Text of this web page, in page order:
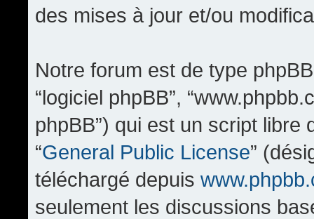
des mises à jour et/ou
Notre forum est de type phpBB
“logiciel phpBB”,
phpBB”) qui est un script
“General Public License”
téléchargé depuis
seulement les discussions